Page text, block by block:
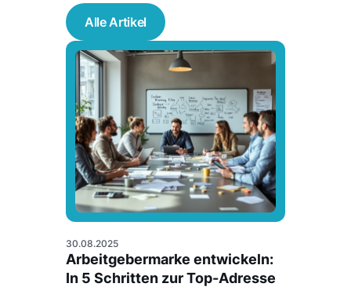
Alle Artikel
30.08.2025
Arbeitgebermarke entwickeln:
In 5 Schritten zur Top-Adresse